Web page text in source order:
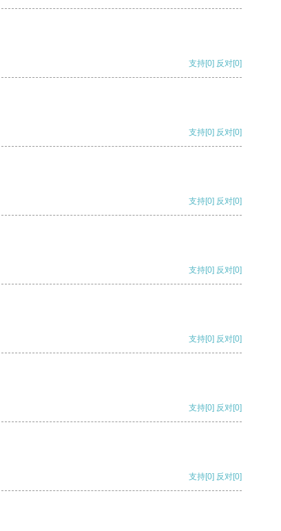
支持[0] 反对[0]
支持[0] 反对[0]
支持[0] 反对[0]
支持[0] 反对[0]
支持[0] 反对[0]
支持[0] 反对[0]
支持[0] 反对[0]